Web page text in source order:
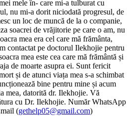
mele în- care mi-a tulburat cu
nu mi-a dorit niciodată progresul, de
un loc de muncă de la o companie,
soacrei de vrăjitorie pe care o am, nu
mea era cel care mă frământa,
contactat pe doctorul Ilekhojie pentru
mea este cea care mă frământă și
de moarte asupra ei. Sunt fericit
și de atunci viața mea s-a schimbat
bine pentru mine și acum
mea, datorită dr. Ilekhojie. Vă
cu Dr. Ilekhojie. Număr WhatsApp
(gethelp05@gmail.com)